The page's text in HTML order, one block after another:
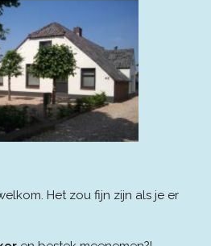
Het zou fijn zijn als je er